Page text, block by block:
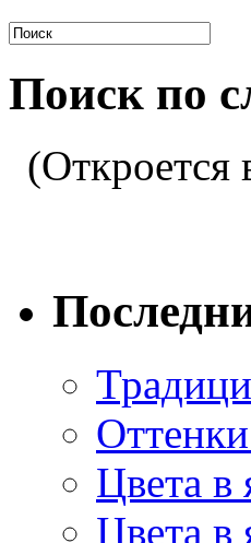
Поиск по
(Откроется
Цвета в
Цвета в